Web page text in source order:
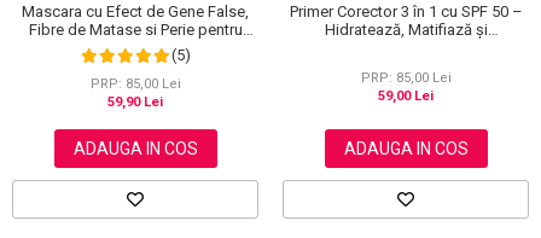
Mascara cu Efect de Gene False,
Fibre de Matase si Perie pentru
Curbare, Aliver 4D Extra Volume,
Waterproof, Negru,10 g
(5)
PRP: 85,00 Lei
59,90 Lei
ADAUGA IN COS
Primer Corector 3 în 1 cu SPF 50 –
Hidratează, Matifiază și
PRP: 85,00 Lei
59,00 Lei
ADAUGA IN COS